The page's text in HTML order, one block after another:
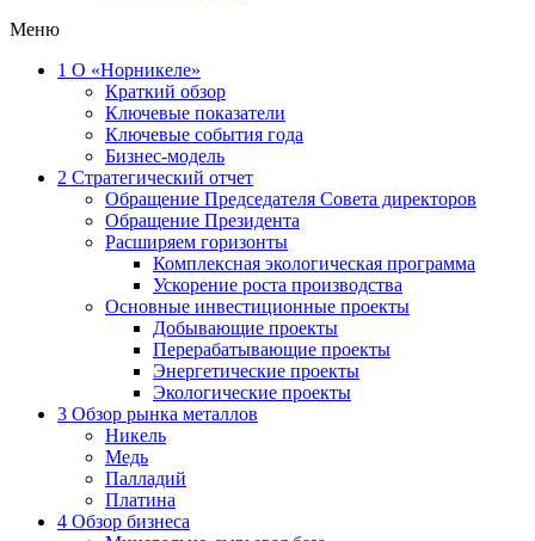
Меню
1 О «Норникеле»
Краткий обзор
Ключевые показатели
Ключевые события года
Бизнес-модель
2 Стратегический отчет
Обращение Председателя Совета директоров
Обращение Президента
Расширяем горизонты
Комплексная экологическая программа
Ускорение роста производства
Основные инвестиционные проекты
Добывающие проекты
Перерабатывающие проекты
Энергетические проекты
Экологические проекты
3 Обзор рынка металлов
Никель
Медь
Палладий
Платина
4 Обзор бизнеса